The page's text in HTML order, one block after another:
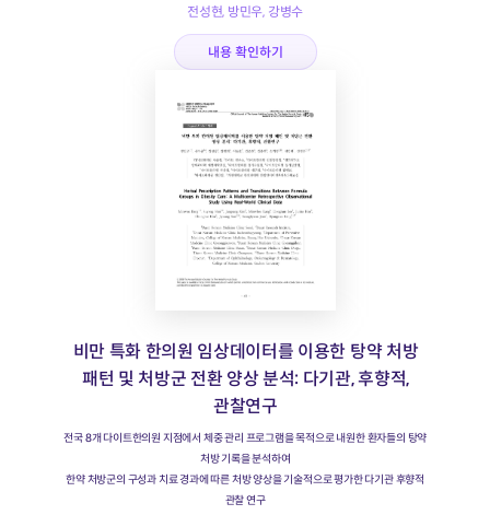
전성현, 방민우, 강병수
내용 확인하기
비만 특화 한의원 임상데이터를 이용한 탕약 처방
패턴 및 처방군 전환 양상 분석: 다기관, 후향적,
관찰연구
전국 8개 다이트한의원 지점에서 체중 관리 프로그램을 목적으로 내원한 환자들의 탕약
처방 기록을 분석하여
한약 처방군의 구성과 치료 경과에 따른 처방 양상을 기술적으로 평가한 다기관 후향적
관찰 연구